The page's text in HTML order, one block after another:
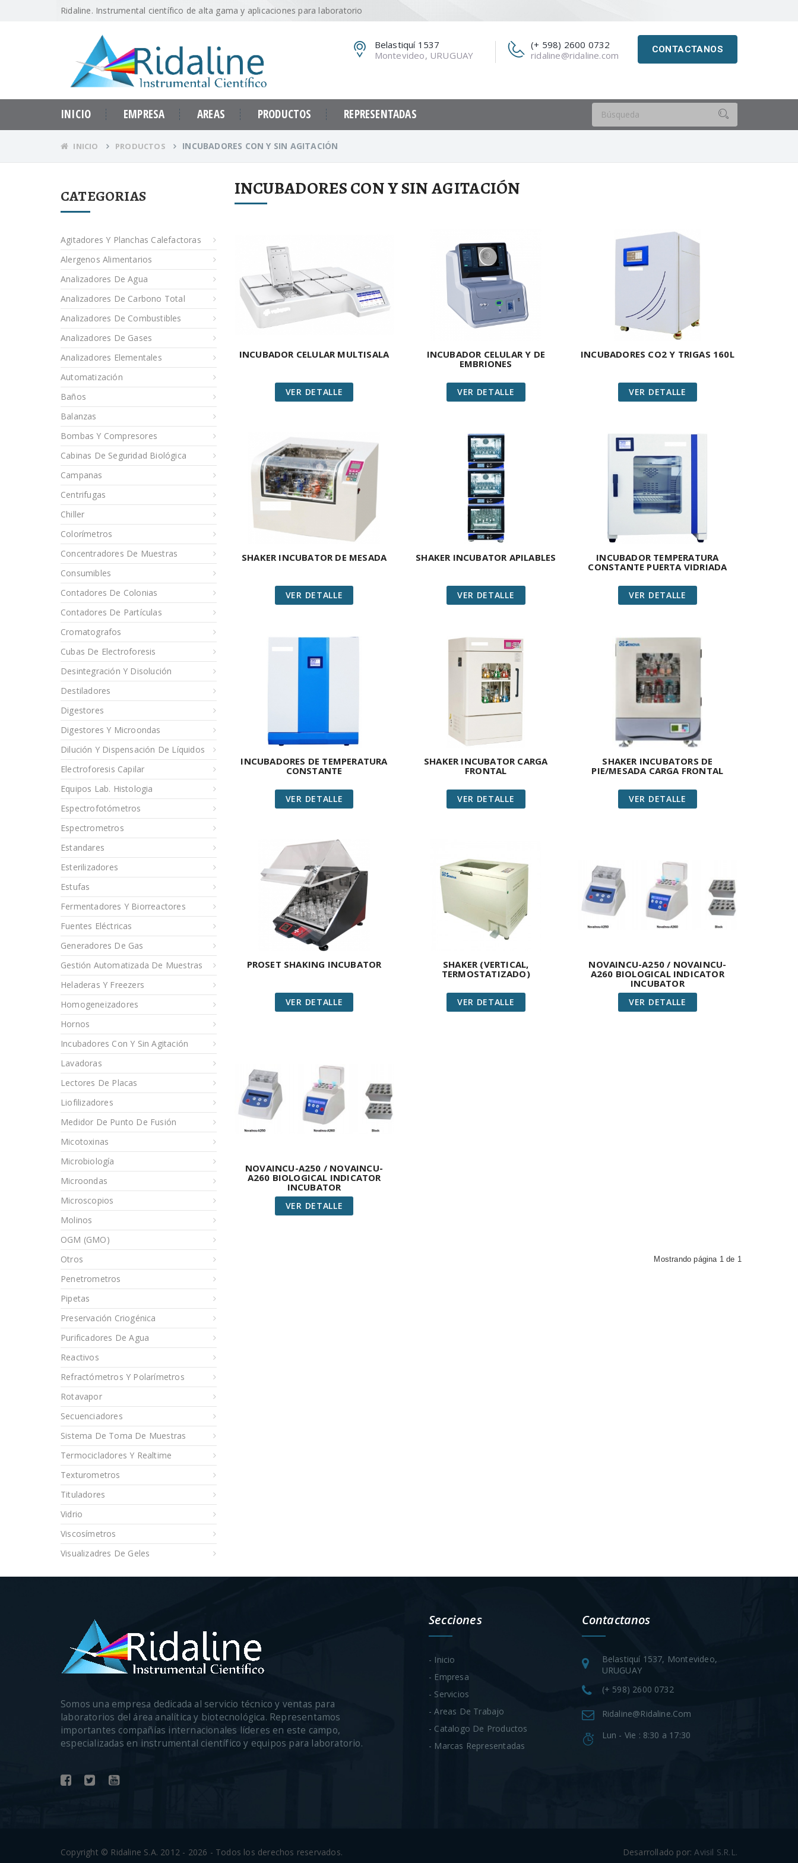
Ridaline. Instrumental científico de alta gama y aplicaciones para laboratorio
CONTACTANOS
(+ 598) 2600 0732
ridaline@ridaline.com
Belastiquí 1537
Montevideo, URUGUAY
INICIO EMPRESA AREAS PRODUCTOS REPRESENTADAS
INICIO PRODUCTOS INCUBADORES CON Y SIN AGITACIÓN
CATEGORIAS
Agitadores Y Planchas Calefactoras
Alergenos Alimentarios
Analizadores De Agua
Analizadores De Carbono Total
Analizadores De Combustibles
Analizadores De Gases
Analizadores Elementales
Automatización
Baños
Balanzas
Bombas Y Compresores
Cabinas De Seguridad Biológica
Campanas
Centrifugas
Chiller
Colorímetros
Concentradores De Muestras
Consumibles
Contadores De Colonias
Contadores De Partículas
Cromatografos
Cubas De Electroforesis
Desintegración Y Disolución
Destiladores
Digestores
Digestores Y Microondas
Dilución Y Dispensación De Líquidos
Electroforesis Capilar
Equipos Lab. Histologia
Espectrofotómetros
Espectrometros
Estandares
Esterilizadores
Estufas
Fermentadores Y Biorreactores
Fuentes Eléctricas
Generadores De Gas
Gestión Automatizada De Muestras
Heladeras Y Freezers
Homogeneizadores
Hornos
Incubadores Con Y Sin Agitación
Lavadoras
Lectores De Placas
Liofilizadores
Medidor De Punto De Fusión
Micotoxinas
Microbiología
Microondas
Microscopios
Molinos
OGM (GMO)
Otros
Penetrometros
Pipetas
Preservación Criogénica
Purificadores De Agua
Reactivos
Refractómetros Y Polarímetros
Rotavapor
Secuenciadores
Sistema De Toma De Muestras
Termocicladores Y Realtime
Texturometros
Tituladores
Vidrio
Viscosímetros
Visualizadres De Geles
INCUBADORES CON Y SIN AGITACIÓN
INCUBADOR CELULAR MULTISALA
VER DETALLE
INCUBADOR CELULAR Y DE
EMBRIONES
VER DETALLE
INCUBADORES CO2 Y TRIGAS 160L
VER DETALLE
SHAKER INCUBATOR DE MESADA
VER DETALLE
SHAKER INCUBATOR APILABLES
VER DETALLE
INCUBADOR TEMPERATURA
CONSTANTE PUERTA VIDRIADA
VER DETALLE
INCUBADORES DE TEMPERATURA
CONSTANTE
VER DETALLE
SHAKER INCUBATOR CARGA
FRONTAL
VER DETALLE
SHAKER INCUBATORS DE
PIE/MESADA CARGA FRONTAL
VER DETALLE
PROSET SHAKING INCUBATOR
VER DETALLE
SHAKER (VERTICAL,
TERMOSTATIZADO)
VER DETALLE
NOVAINCU-A250 / NOVAINCU-
A260 BIOLOGICAL INDICATOR
INCUBATOR
VER DETALLE
NOVAINCU-A250 / NOVAINCU-
A260 BIOLOGICAL INDICATOR
INCUBATOR
VER DETALLE
Mostrando página 1 de 1
Somos una empresa dedicada al servicio técnico y ventas para
laboratorios del área analítica y biotecnológica. Representamos
importantes compañías internacionales líderes en este campo,
especializadas en instrumental científico y equipos para laboratorio.
Secciones
- Inicio
- Empresa
- Servicios
- Areas De Trabajo
- Catalogo De Productos
- Marcas Representadas
Contactanos
Belastiquí 1537, Montevideo,
URUGUAY
(+ 598) 2600 0732
Ridaline@ridaline.com
Lun - Vie : 8:30 a 17:30
Copyright © Ridaline S.A. 2012 - 2026 - Todos los derechos reservados. Desarrollado por:Avisil S.R.L.